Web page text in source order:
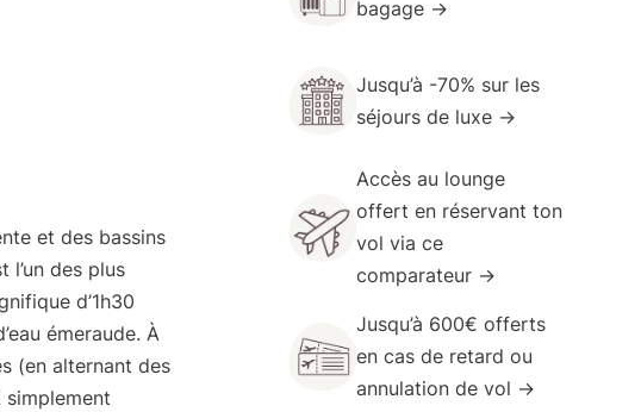
et des bassins
l’un des plus
d’1h30
émeraude. À
(en alternant des
simplement
bagage →
Jusqu’à -70% sur les
séjours de luxe →
Accès au lounge
offert en réservant ton
vol via ce
comparateur →
Jusqu’à 600€ offerts
en cas de retard ou
annulation de vol →